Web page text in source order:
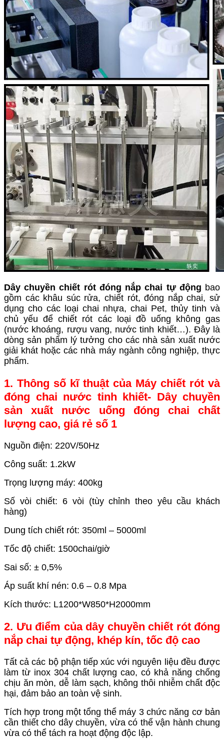
Dây chuyền chiết rót đóng nắp chai tự động bao
gồm các khâu súc rửa, chiết rót, đóng nắp chai, sử
dụng cho các loại chai nhựa, chai Pet, thủy tinh và
chủ yếu để chiết rót các loại đồ uống không gas
(nước khoáng, rượu vang, nước tinh khiết…). Đây là
dòng sản phẩm lý tưởng cho các nhà sản xuất nước
giải khát hoặc các nhà máy ngành công nghiệp, thực
phẩm.
1. Thông số kĩ thuật của Máy chiết rót và
đóng chai nước tinh khiết- Dây chuyền
sản xuất nước uống đóng chai chất
lượng cao, giá rẻ số 1
Nguồn điện: 220V/50Hz
Công suất: 1.2kW
Trọng lượng máy: 400kg
Số vòi chiết: 6 vòi (tùy chỉnh theo yêu cầu khách
hàng)
Dung tích chiết rót: 350ml – 5000ml
Tốc độ chiết: 1500chai/giờ
Sai số: ± 0,5%
Áp suất khí nén: 0.6 – 0.8 Mpa
Kích thước: L1200*W850*H2000mm
2. Ưu điểm của dây chuyền chiết rót đóng
nắp chai tự động, khép kín, tốc độ cao
Tất cả các bộ phận tiếp xúc với nguyên liệu đều được
làm từ inox 304 chất lượng cao, có khả năng chống
chịu ăn mòn, dễ làm sạch, không thôi nhiễm chất độc
hại, đảm bảo an toàn vệ sinh.
Tích hợp trong một tổng thể máy 3 chức năng cơ bản
cần thiết cho dây chuyền, vừa có thể vận hành chung
vừa có thể tách ra hoạt động độc lập.